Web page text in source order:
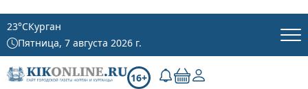
23°CКурган
Пятница, 7 августа 2026 г.
16+